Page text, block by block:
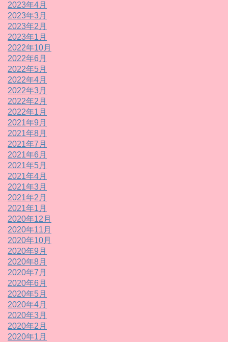
2023年4月
2023年3月
2023年2月
2023年1月
2022年10月
2022年6月
2022年5月
2022年4月
2022年3月
2022年2月
2022年1月
2021年9月
2021年8月
2021年7月
2021年6月
2021年5月
2021年4月
2021年3月
2021年2月
2021年1月
2020年12月
2020年11月
2020年10月
2020年9月
2020年8月
2020年7月
2020年6月
2020年5月
2020年4月
2020年3月
2020年2月
2020年1月